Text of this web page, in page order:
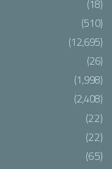
(18)
(510)
(12,695)
(26)
(1,998)
(2,408)
(22)
(22)
(65)